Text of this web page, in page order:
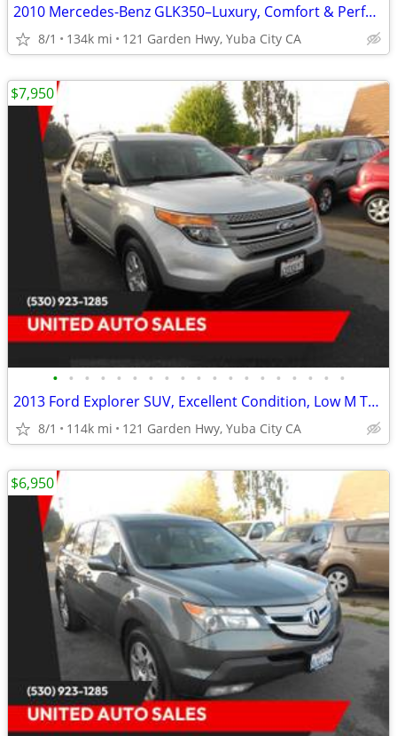
2010 Mercedes-Benz GLK350–Luxury, Comfort & Performance!
8/1 134k mi 121 Garden Hwy, Yuba City CA
• • • • • • • • • • • • • • • • • • •
2013 Ford Explorer SUV, Excellent Condition, Low M This Week Special!
8/1 114k mi 121 Garden Hwy, Yuba City CA
$7,950
$6,950